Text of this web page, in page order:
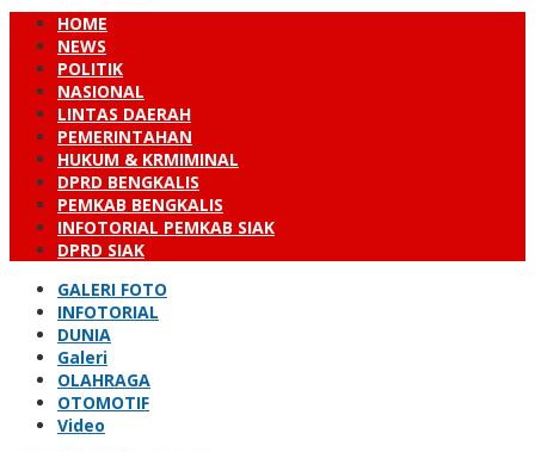
HOME
NEWS
POLITIK
NASIONAL
LINTAS DAERAH
PEMERINTAHAN
HUKUM & KRMIMINAL
DPRD BENGKALIS
PEMKAB BENGKALIS
INFOTORIAL PEMKAB SIAK
DPRD SIAK
GALERI FOTO
INFOTORIAL
DUNIA
Galeri
OLAHRAGA
OTOMOTIF
Video